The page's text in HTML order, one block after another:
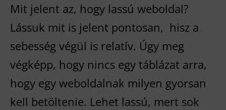
a
weboldalad?
Mit jelent az, hogy lassú weboldal?
Lássuk mit is jelent pontosan, hisz a
sebesség végül is relatív. Úgy meg
végképp, hogy nincs egy táblázat arra,
hogy egy weboldalnak milyen gyorsan
kell betöltenie. Lehet lassú, mert sok